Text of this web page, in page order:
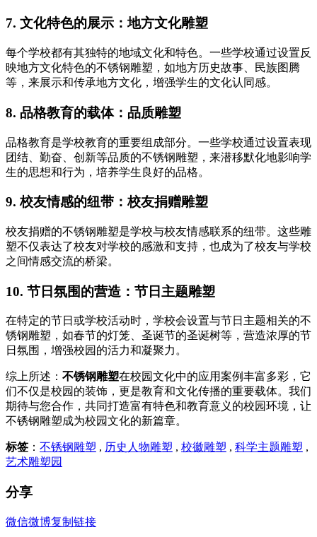
7. 文化特色的展示：地方文化雕塑
每个学校都有其独特的地域文化和特色。一些学校通过设置反
映地方文化特色的不锈钢雕塑，如地方历史故事、民族图腾
等，来展示和传承地方文化，增强学生的文化认同感。
8. 品格教育的载体：品质雕塑
品格教育是学校教育的重要组成部分。一些学校通过设置表现
团结、勤奋、创新等品质的不锈钢雕塑，来潜移默化地影响学
生的思想和行为，培养学生良好的品格。
9. 校友情感的纽带：校友捐赠雕塑
校友捐赠的不锈钢雕塑是学校与校友情感联系的纽带。这些雕
塑不仅表达了校友对学校的感激和支持，也成为了校友与学校
之间情感交流的桥梁。
10. 节日氛围的营造：节日主题雕塑
在特定的节日或学校活动时，学校会设置与节日主题相关的不
锈钢雕塑，如春节的灯笼、圣诞节的圣诞树等，营造浓厚的节
日氛围，增强校园的活力和凝聚力。
综上所述： 不锈钢雕塑在校园文化中的应用案例丰富多彩，它
们不仅是校园的装饰，更是教育和文化传播的重要载体。我们
期待与您合作，共同打造富有特色和教育意义的校园环境，让
不锈钢雕塑成为校园文化的新篇章。
标签 ： 不锈钢雕塑 , 历史人物雕塑 , 校徽雕塑 , 科学主题雕塑 ,
艺术雕塑园
分享
微信微博复制链接